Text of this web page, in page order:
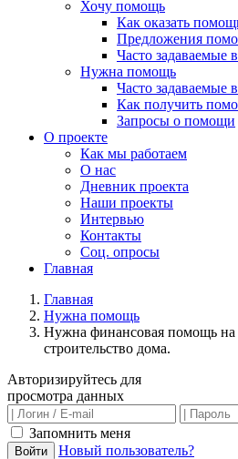
Хочу помощь
Как оказать
Предложения
Часто задаваемые
Нужна помощь
Часто задаваемые
Как получить
Запросы о помощи
О проекте
Как мы работаем
О нас
Дневник проекта
Наши проекты
Интервью
Контакты
Соц. опросы
Главная
Главная
Нужна помощь
Нужна финансовая помощь на
строительство дома.
Авторизируйтесь для
просмотра данных
Запомнить меня
Войти
Новый пользователь?